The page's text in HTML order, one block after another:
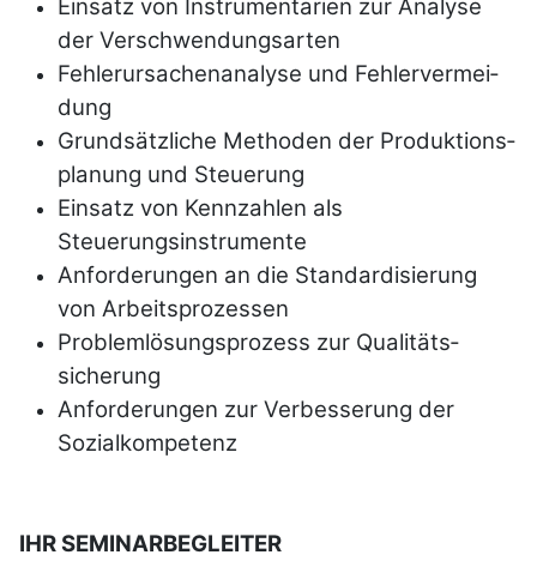
Einsatz von Instrumentarien zur Analyse
der Ver­schwen­dungs­arten
Fehlerursachenanalyse und Fehler­vermei­
dung
Grundsätzliche Methoden der Pro­duktions­
planung und Steuerung
Einsatz von Kennzahlen als
Steuerungsinstrumente
Anforderungen an die Standar­disierung
von Arbeits­pro­zes­sen
Problemlösungsprozess zur Qualitäts­
sicherung
Anforderungen zur Ver­bes­serung der
Sozial­kompe­tenz
IHR SEMINARBEGLEITER